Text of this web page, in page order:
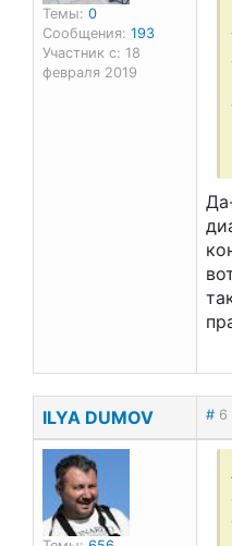
Темы: 0
Сообщения: 193
Участник с: 18
февраля 2019
ILYA DUMOV # 6